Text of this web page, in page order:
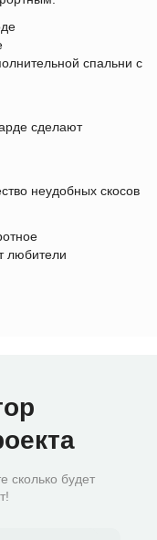
спальни с
сделают
неудобных скосов
любители
сколько будет